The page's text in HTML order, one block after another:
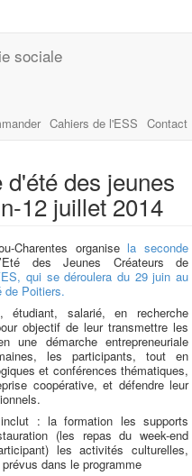
sociale
Cahiers de l'ESS Contact
des jeunes
12 juillet 2014
Charentes organise la seconde
des Jeunes Créateurs de
qui se déroulera du 29 juin au
de Poitiers.
étudiant, salarié, en recherche
objectif de leur transmettre les
une démarche entrepreneuriale
les participants, tout en
et conférences thématiques,
coopérative, et défendre leur
: la formation les supports
(les repas du week-end
les activités culturelles,
dans le programme